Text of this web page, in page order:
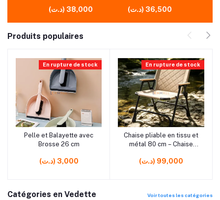
(د.ت) 38,000 (د.ت) 36,500
Produits populaires
rrrrrr0 rrrrrr0
En rupture de stock
Ajouter au panier
Pelle et Balayette avec
Brosse 26 cm
(د.ت) 3,000
rrrrrr0 rrrrrr0
En rupture de stock
Ajouter au panier
Chaise pliable en tissu et
métal 80 cm – Chaise
(د.ت) 99,000
Catégories en Vedette Voir toutes les catégories